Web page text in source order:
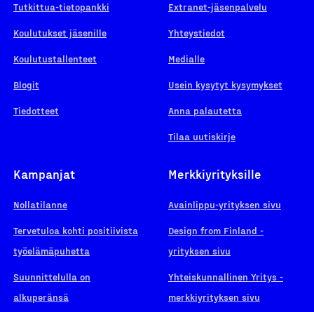
Tutkittua-tietopankki
Koulutukset jäsenille
Koulutustallenteet
Blogit
Tiedotteet
Extranet-jäsenpalvelu
Yhteystiedot
Medialle
Usein kysytyt kysymykset
Anna palautetta
Tilaa uutiskirje
Kampanjat
Nollatilanne
Tervetuloa kohti positiivista
työelämäpuhetta
Suunnittelulla on
alkuperänsä
Merkkiyrityksille
Avainlippu-yrityksen sivu
Design from Finland -
yrityksen sivu
Yhteiskunnallinen Yritys -
merkkiyrityksen sivu